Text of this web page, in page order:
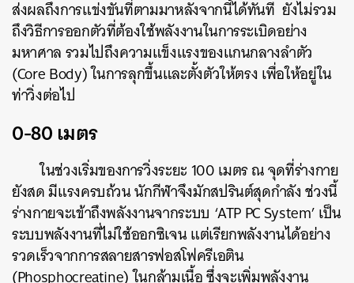
ส่งผลถึงการแข่งขันที่ตามมาหลังจากนี้ได้ทันที ยังไม่รวม
ถึงวิธีการออกตัวที่ต้องใช้พลังงานในการระเบิดอย่าง
มหาศาล รวมไปถึงความแข็งแรงของแกนกลางลำตัว
(Core Body) ในการลุกขึ้นและตั้งตัวให้ตรง เพื่อให้อยู่ใน
ท่าวิ่งต่อไป
0-80 เมตร
ในช่วงเริ่มของการวิ่งระยะ 100 เมตร ณ จุดที่ร่างกาย
ยังสด มีแรงครบถ้วน นักกีฬาจึงมักสปรินต์สุดกำลัง ช่วงนี้
ร่างกายจะเข้าถึงพลังงานจากระบบ ‘ATP PC System’ เป็น
ระบบพลังงานที่ไม่ใช้ออกซิเจน แต่เรียกพลังงานได้อย่าง
รวดเร็วจากการสลายสารฟอสโฟครีเอติน
(Phosphocreatine) ในกล้ามเนื้อ ซึ่งจะเพิ่มพลังงาน